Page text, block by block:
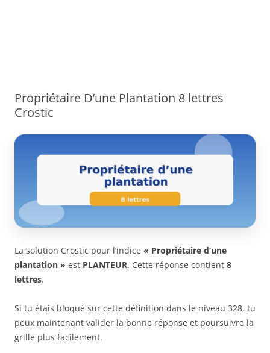
Propriétaire D’une Plantation 8 lettres
Crostic
La solution Crostic pour l’indice « Propriétaire d’une
plantation » est PLANTEUR. Cette réponse contient 8
lettres.
Si tu étais bloqué sur cette définition dans le niveau 328, tu
peux maintenant valider la bonne réponse et poursuivre la
grille plus facilement.